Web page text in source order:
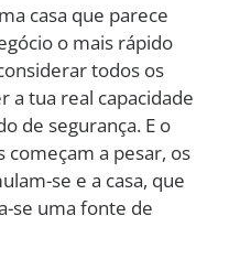
casa que parece
o mais rápido
todos os
a tua real capacidade
de segurança. E o
começam a pesar, os
se e a casa, que
se uma fonte de